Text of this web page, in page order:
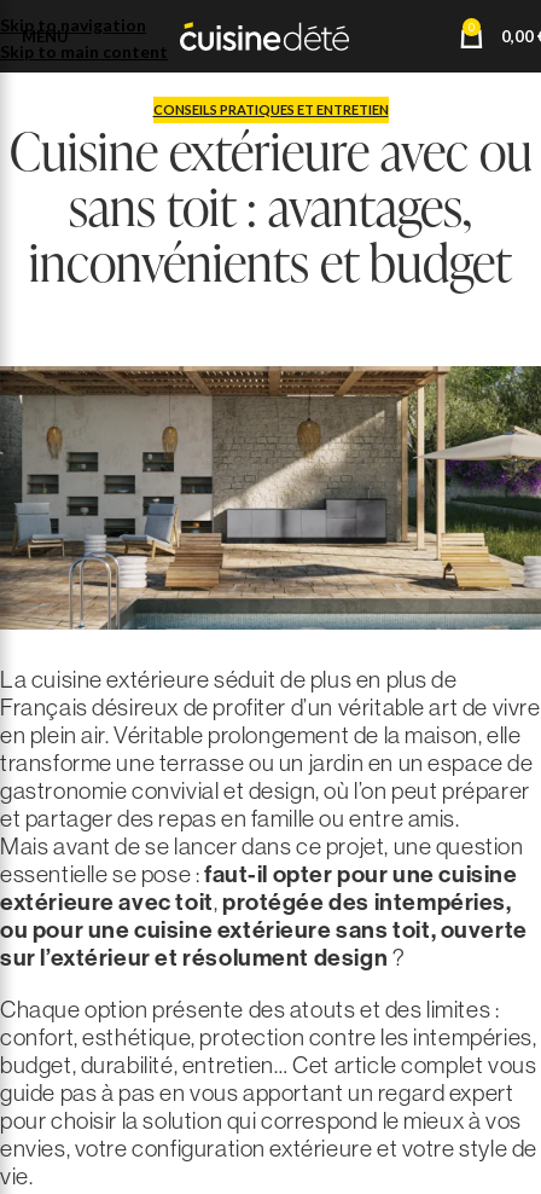
Skip to navigation
Skip to main content
MENU 0 0,00
CONSEILS PRATIQUES ET ENTRETIEN
Cuisine extérieure avec ou
sans toit : avantages,
inconvénients et budget
La cuisine extérieure séduit de plus en plus de
Français désireux de profiter d’un véritable art de vivre
en plein air. Véritable prolongement de la maison, elle
transforme une terrasse ou un jardin en un espace de
gastronomie convivial et design, où l’on peut préparer
et partager des repas en famille ou entre amis.
Mais avant de se lancer dans ce projet, une question
essentielle se pose :faut-il opter pour unecuisine
extérieure avec toit,protégée des intempéries,
ou pour unecuisine extérieure sans toit, ouverte
sur l’extérieuret résolument design ?
Chaque option présente des atouts et des limites :
confort, esthétique, protection contre les intempéries,
budget, durabilité, entretien… Cet article complet vous
guide pas à pas en vous apportant un regard expert
pour choisir la solution qui correspond le mieux à vos
envies, votre configuration extérieure et votre style de
vie.